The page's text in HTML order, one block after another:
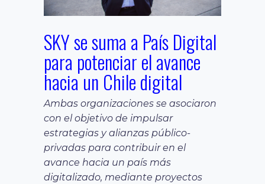
SKY se suma a País Digital
para potenciar el avance
hacia un Chile digital
Ambas organizaciones se asociaron
con el objetivo de impulsar
estrategias y alianzas público-
privadas para contribuir en el
avance hacia un país más
digitalizado, mediante proyectos